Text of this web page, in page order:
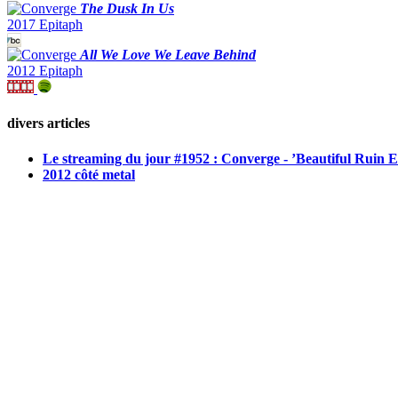
The Dusk In Us
2017 Epitaph
All We Love We Leave Behind
2012 Epitaph
divers articles
Le streaming du jour #1952 : Converge - ’Beautiful Ruin
2012 côté metal